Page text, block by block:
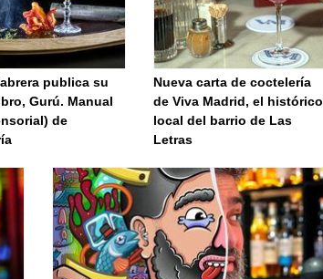
publica su
Gurú. Manual
de
Nueva carta de coctelería
de Viva Madrid, el histórico
local del barrio de Las
Letras